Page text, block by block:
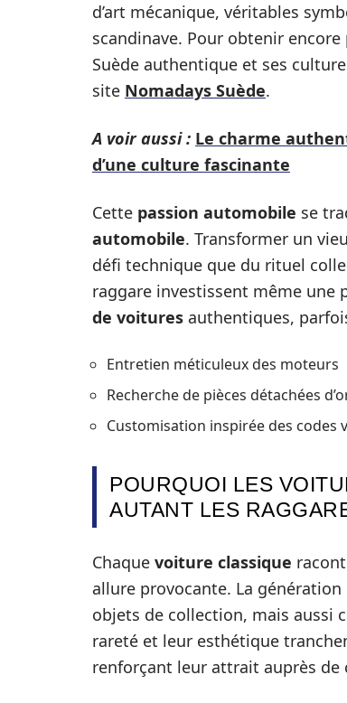
d’art mécanique, véritables
scandinave. Pour obtenir
Suède authentique et ses
site Nomadays Suède.
A voir aussi : Le charme
d’une culture fascinante
Cette passion automobile se
automobile. Transformer un
défi technique que du rituel
raggare investissent même une
de voitures authentiques,
Entretien méticuleux des moteurs
Recherche de pièces détachées
Customisation inspirée des codes
POURQUOI LES
AUTANT LES
Chaque voiture classique
allure provocante. La
objets de collection, mais aussi
rareté et leur esthétique
renforçant leur attrait auprès de